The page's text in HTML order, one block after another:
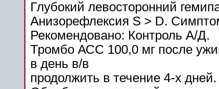
Глубокий левосторонний
Анизорефлексия S > D.
Рекомендовано: Контроль А/Д.
Тромбо АСС 100,0 мг после
в день в/в
продолжить в течение 4-х дней.